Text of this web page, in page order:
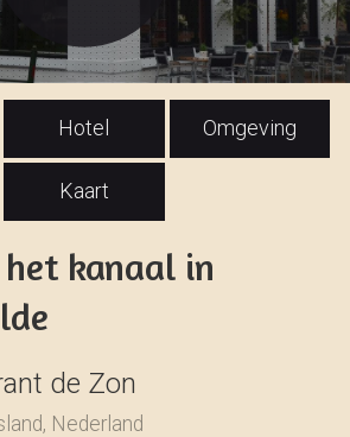
Hotel Omgeving
Kaart
kanaal in
de Zon
Nederland